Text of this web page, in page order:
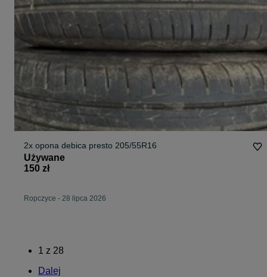
2x opona debica presto 205/55R16
Używane
150 zł
Ropczyce - 28 lipca 2026
1 z 28
Dalej